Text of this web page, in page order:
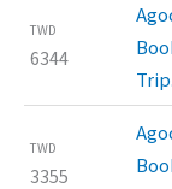
TWD
6344
TWD
3355